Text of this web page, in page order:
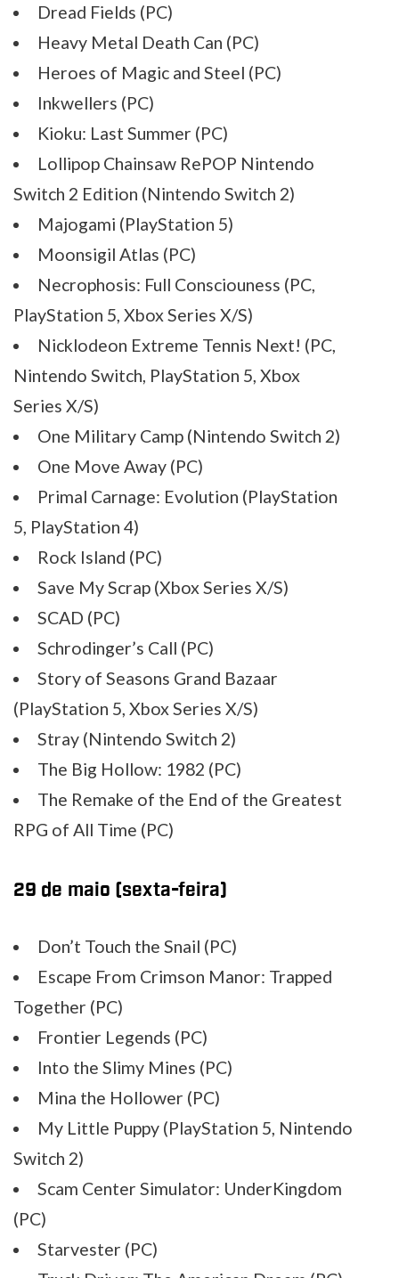
Dread Fields (PC)
Heavy Metal Death Can (PC)
Heroes of Magic and Steel (PC)
Inkwellers (PC)
Kioku: Last Summer (PC)
Lollipop Chainsaw RePOP Nintendo
Switch 2 Edition (Nintendo Switch 2)
Majogami (PlayStation 5)
Moonsigil Atlas (PC)
Necrophosis: Full Consciouness (PC,
PlayStation 5, Xbox Series X/S)
Nicklodeon Extreme Tennis Next! (PC,
Nintendo Switch, PlayStation 5, Xbox
Series X/S)
One Military Camp (Nintendo Switch 2)
One Move Away (PC)
Primal Carnage: Evolution (PlayStation
5, PlayStation 4)
Rock Island (PC)
Save My Scrap (Xbox Series X/S)
SCAD (PC)
Schrodinger’s Call (PC)
Story of Seasons Grand Bazaar
(PlayStation 5, Xbox Series X/S)
Stray (Nintendo Switch 2)
The Big Hollow: 1982 (PC)
The Remake of the End of the Greatest
RPG of All Time (PC)
29 de maio (sexta-feira)
Don’t Touch the Snail (PC)
Escape From Crimson Manor: Trapped
Together (PC)
Frontier Legends (PC)
Into the Slimy Mines (PC)
Mina the Hollower (PC)
My Little Puppy (PlayStation 5, Nintendo
Switch 2)
Scam Center Simulator: UnderKingdom
(PC)
Starvester (PC)